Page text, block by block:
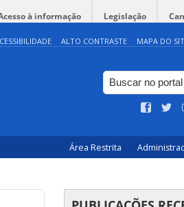
à informação Legislação
ALTO CONTRASTE MAPA DO
Área Restrita